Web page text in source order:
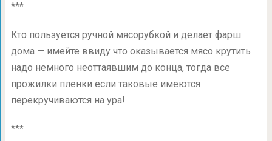
***
Кто пользуется ручной мясорубкой и делает фарш
дома — имейте ввиду что оказывается мясо крутить
надо немного неоттаявшим до конца, тогда все
прожилки пленки если таковые имеются
перекручиваются на ура!
***